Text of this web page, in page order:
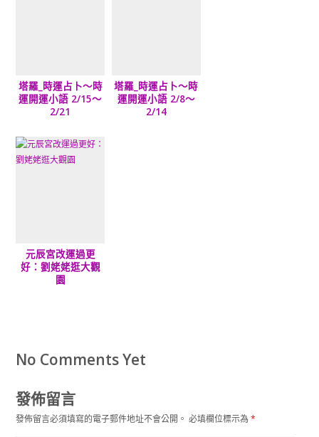
塔羅_時運占卜～時
運開運小語 2/15～
2/21
塔羅_時運占卜～時
運開運小語 2/8～
2/14
元辰宮改運過更
好：劉姥姥逛大觀
園
No Comments Yet
發佈留言
發佈留言必須填寫的電子郵件地址不會公開。 必填欄位標示為*